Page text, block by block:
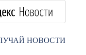
НОВОСТИ